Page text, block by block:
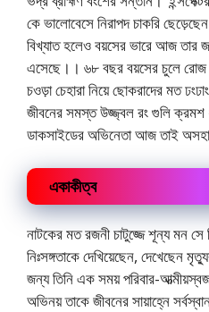
কে ভালোবেসে নিরাপদ চাকরি
বিখ্যাত হলেও বয়সের ভারে আজ তার
এসেছে।। ৬৮ বছর বয়সের চুলে রোজ
চওড়া চেহারা নিয়ে ছোকরাদের মত
জীবনের সমস্ত উজ্জ্বল রং গুলি
ডাকসাইডের অভিনেতা আজ তাই
একাকীত্ব
নাটকের মত রজনী চাটুজ্জে শূন্য মন সে
নিঃসঙ্গতাকে দেখিয়েছেন, দেখেছেন
জন্য তিনি এক সময় পরিবার-
অভিনয় তাকে জীবনের সায়াহ্নে